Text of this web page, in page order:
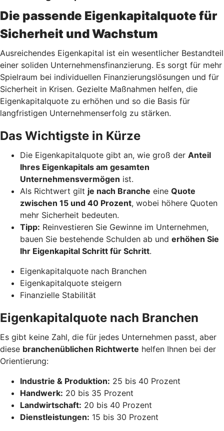
Die passende Eigenkapitalquote für
Sicherheit und Wachstum
Ausreichendes Eigenkapital ist ein wesentlicher Bestandteil
einer soliden Unternehmensfinanzierung. Es sorgt für mehr
Spielraum bei individuellen Finanzierungslösungen und für
Sicherheit in Krisen. Gezielte Maßnahmen helfen, die
Eigenkapitalquote zu erhöhen und so die Basis für
langfristigen Unternehmenserfolg zu stärken.
Das Wichtigste in Kürze
Die Eigenkapitalquote gibt an, wie groß der Anteil
Ihres Eigenkapitals am gesamten
Unternehmensvermögen ist.
Als Richtwert gilt je nach Branche eine Quote
zwischen 15 und 40 Prozent, wobei höhere Quoten
mehr Sicherheit bedeuten.
Tipp: Reinvestieren Sie Gewinne im Unternehmen,
bauen Sie bestehende Schulden ab und erhöhen Sie
Ihr Eigenkapital Schritt für Schritt.
Eigenkapitalquote nach Branchen
Eigenkapitalquote steigern
Finanzielle Stabilität
Eigenkapitalquote nach Branchen
Es gibt keine Zahl, die für jedes Unternehmen passt, aber
diese branchenüblichen Richtwerte helfen Ihnen bei der
Orientierung:
Industrie & Produktion: 25 bis 40 Prozent
Handwerk: 20 bis 35 Prozent
Landwirtschaft: 20 bis 40 Prozent
Dienstleistungen: 15 bis 30 Prozent